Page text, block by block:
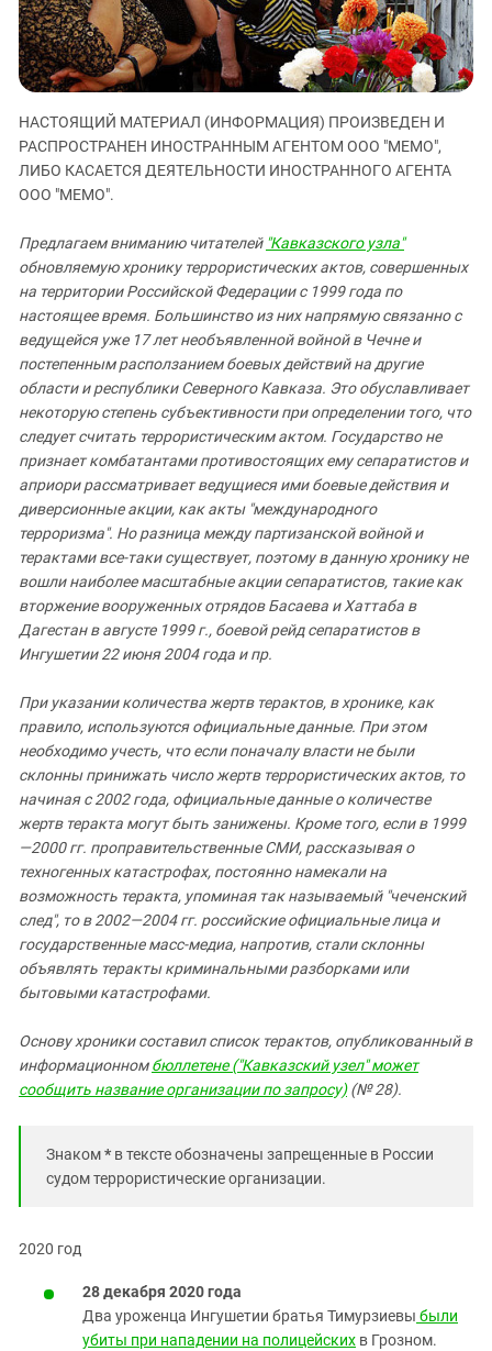
ЗАСТАВЛЯЕТ
КАВКАЗ ЗА ПАЛЕСТИНУ
ИНАКОМЫСЛИЕ В ЧЕЧНЕ
ПРЕСЛЕДОВАНИЕ АКТИВИСТОВ
МОБИЛИЗАЦИЯ И ПРОТЕСТЫ
Дагестан
Ингушетия
Кабардино-Балкария
Калмыкия
Карачаево-Черкесия
Краснодарский край
Российская Федерация
Ростовская область
Северная Осетия - Алания
СКФО
Ставропольский край
Южная Осетия
Южный Кавказ
ЮФО
НАСТОЯЩИЙ МАТЕРИАЛ (ИНФОРМАЦИЯ) ПРОИЗВЕДЕН И
РАСПРОСТРАНЕН ИНОСТРАННЫМ АГЕНТОМ ООО "МЕМО",
ЛИБО КАСАЕТСЯ ДЕЯТЕЛЬНОСТИ ИНОСТРАННОГО АГЕНТА
ООО "МЕМО".
Предлагаем вниманию читателей "Кавказского узла"
обновляемую хронику террористических актов, совершенных
на территории Российской Федерации с 1999 года по
настоящее время. Большинство из них напрямую связанно с
ведущейся уже 17 лет необъявленной войной в Чечне и
постепенным расползанием боевых действий на другие
области и республики Северного Кавказа. Это обуславливает
некоторую степень субъективности при определении того, что
следует считать террористическим актом. Государство не
признает комбатантами противостоящих ему сепаратистов и
априори рассматривает ведущиеся ими боевые действия и
диверсионные акции, как акты "международного
терроризма". Но разница между партизанской войной и
терактами все-таки существует, поэтому в данную хронику не
вошли наиболее масштабные акции сепаратистов, такие как
вторжение вооруженных отрядов Басаева и Хаттаба в
Дагестан в августе 1999 г., боевой рейд сепаратистов в
Ингушетии 22 июня 2004 года и пр.
При указании количества жертв терактов, в хронике, как
правило, используются официальные данные. При этом
необходимо учесть, что если поначалу власти не были
склонны принижать число жертв террористических актов, то
начиная с 2002 года, официальные данные о количестве
жертв теракта могут быть занижены. Кроме того, если в 1999
—2000 гг. проправительственные СМИ, рассказывая о
техногенных катастрофах, постоянно намекали на
возможность теракта, упоминая так называемый "чеченский
след", то в 2002—2004 гг. российские официальные лица и
государственные масс-медиа, напротив, стали склонны
объявлять теракты криминальными разборками или
бытовыми катастрофами.
Основу хроники составил список терактов, опубликованный в
информационномбюллетене ("Кавказский узел" может
сообщить название организации по запросу)(№ 28).
Знаком* в тексте обозначены запрещенные в России
судом террористические организации.
2020 год
28 декабря 2020 года
Два уроженца Ингушетии братья Тимурзиевы были
убиты при нападении на полицейских в Грозном.